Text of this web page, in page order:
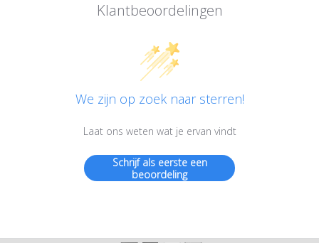
Klantbeoordelingen
We zijn op zoek naar sterren!
Laat ons weten wat je ervan vindt
Schrijf als eerste een
beoordeling